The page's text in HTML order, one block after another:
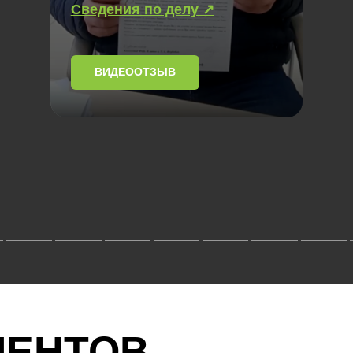
Сведения по делу ↗
ВИДЕООТЗЫВ